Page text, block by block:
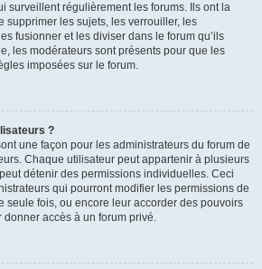
surveillent régulièrement les forums. Ils ont la
supprimer les sujets, les verrouiller, les
fusionner et les diviser dans le forum qu’ils
les modérateurs sont présents pour que les
imposées sur le forum.
?
une façon pour les administrateurs du forum de
Chaque utilisateur peut appartenir à plusieurs
détenir des permissions individuelles. Ceci
qui pourront modifier les permissions de
seule fois, ou encore leur accorder des pouvoirs
accès à un forum privé.